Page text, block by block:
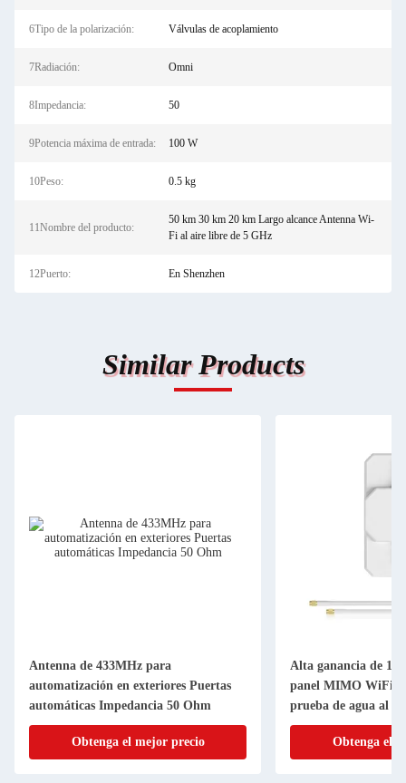
6Tipo de la polarización: Válvulas de acoplamiento
7Radiación: Omni
8Impedancia: 50
9Potencia máxima de entrada: 100 W
10Peso: 0.5 kg
11Nombre del producto:
50 km 30 km 20 km Largo alcance Antenna Wi-
Fi al aire libre de 5 GHz
12Puerto: En Shenzhen
Similar Products
Antenna de 433MHz para
automatización en exteriores Puertas
automáticas Impedancia 50 Ohm
Obtenga el mejor precio
Alta ganancia de
panel MIMO WiFi
prueba de agua al
Obtenga el